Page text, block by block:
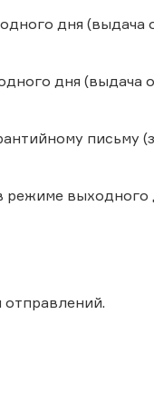
дня (выдача
дня (выдача
письму
режиме выходного